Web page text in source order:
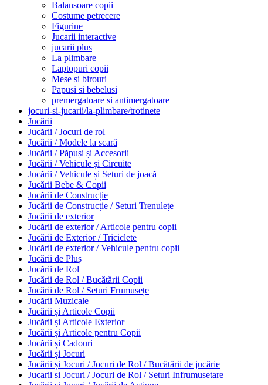
Balansoare copii
Costume petrecere
Figurine
Jucarii interactive
jucarii plus
La plimbare
Laptopuri copii
Mese si birouri
Papusi si bebelusi
premergatoare si antimergatoare
jocuri-si-jucarii/la-plimbare/trotinete
Jucării
Jucării / Jocuri de rol
Jucării / Modele la scară
Jucării / Păpuși și Accesorii
Jucării / Vehicule și Circuite
Jucării / Vehicule și Seturi de joacă
Jucării Bebe & Copii
Jucării de Construcție
Jucării de Construcție / Seturi Trenulețe
Jucării de exterior
Jucării de exterior / Articole pentru copii
Jucării de Exterior / Triciclete
Jucării de exterior / Vehicule pentru copii
Jucării de Pluș
Jucării de Rol
Jucării de Rol / Bucătării Copii
Jucării de Rol / Seturi Frumusețe
Jucării Muzicale
Jucării și Articole Copii
Jucării și Articole Exterior
Jucării și Articole pentru Copii
Jucării și Cadouri
Jucării și Jocuri
Jucării și Jocuri / Jocuri de Rol / Bucătării de jucărie
Jucarii si Jocuri / Jocuri de Rol / Seturi Infrumusetare